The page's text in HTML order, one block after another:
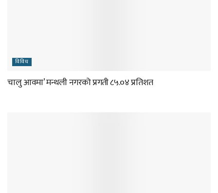
विविध
चालु आवमा’ मन्थली नगरको प्रगती ८५.०४ प्रतिशत